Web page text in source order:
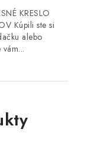
KRESLO
Kúpili ste si
alebo